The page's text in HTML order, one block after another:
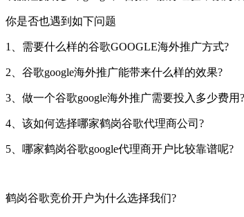
你是否也遇到如下问题
1、需要什么样的谷歌GOOGLE海外推广方式?
2、谷歌google海外推广能带来什么样的效果?
3、做一个谷歌google海外推广需要投入多少费用?
4、该如何选择哪家鹤岗谷歌代理商公司?
5、哪家鹤岗谷歌google代理商开户比较靠谱呢?
鹤岗谷歌竞价开户为什么选择我们?